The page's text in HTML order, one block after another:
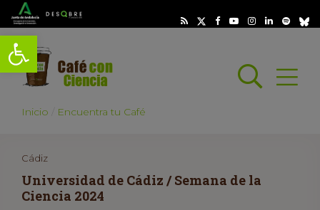
Abrir barra de herramientas
Abrir
Inicio Encuentra tu Café
Cádiz
Universidad de Cádiz / Semana de la
Ciencia 2024